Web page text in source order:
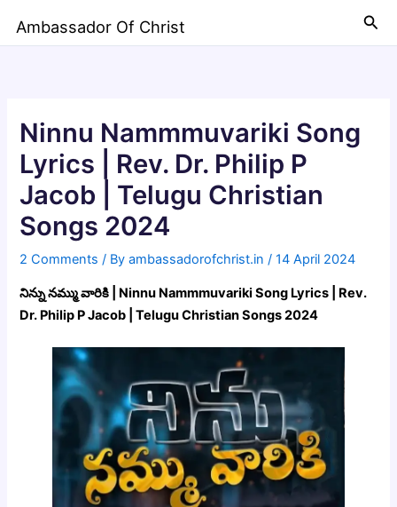
Ambassador Of Christ
Ninnu Nammmuvariki Song
Lyrics | Rev. Dr. Philip P
Jacob | Telugu Christian
Songs 2024
2 Comments / Byambassadorofchrist.in/14 April 2024
నిన్ను నమ్ము వారికి | Ninnu Nammmuvariki Song Lyrics | Rev.
Dr. Philip P Jacob | Telugu Christian Songs 2024